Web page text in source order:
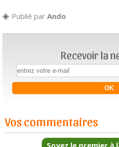
Publié par Ando
Recevoir la
Vos commentaires